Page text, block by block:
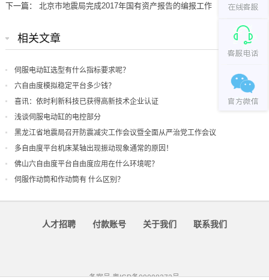
下一篇： 北京市地震局完成2017年国有资产报告的编报工作
相关文章
伺服电动缸选型有什么指标要求呢？
六自由度模拟稳定平台多少钱？
喜讯：依时利新科技已获得高新技术企业认证
浅谈伺服电动缸的电控部分
黑龙江省地震局召开防震减灾工作会议暨全面从严治党工作会议
多自由度平台机床某轴出现振动现象通常的原因！
佛山六自由度平台自由度应用在什么环境呢？
伺服作动筒和作动筒有 什么区别？
人才招聘 付款账号 关于我们 联系我们
备案号粤ICP备09098372号